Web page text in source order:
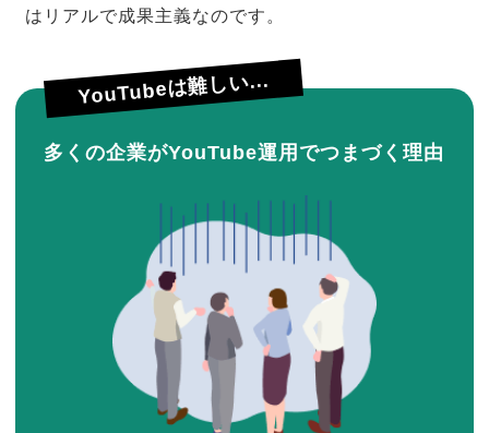
はリアルで成果主義なのです。
YouTubeは難しい...
多くの企業がYouTube運用でつまづく理由